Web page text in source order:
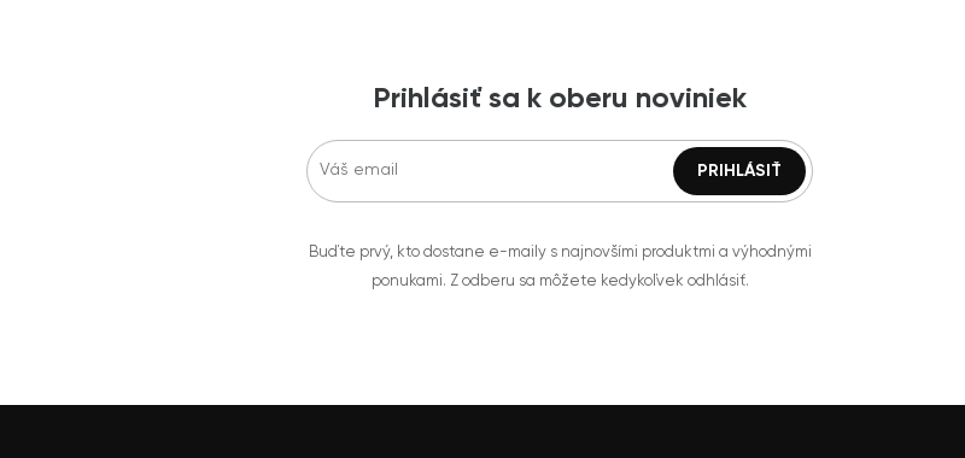
Prihlásiť sa k oberu noviniek
Buďte prvý, kto dostane e-maily s najnovšími produktmi a výhodnými
ponukami. Z odberu sa môžete kedykoľvek odhlásiť.